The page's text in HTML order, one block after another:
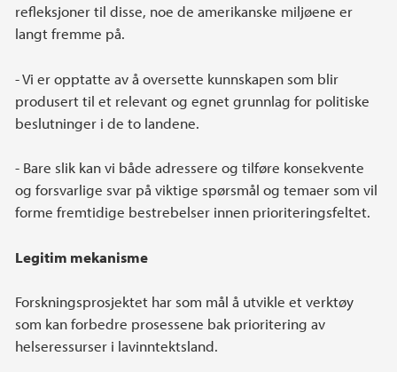
refleksjoner til disse, noe de amerikanske miljøene er
langt fremme på.
- Vi er opptatte av å oversette kunnskapen som blir
produsert til et relevant og egnet grunnlag for politiske
beslutninger i de to landene.
- Bare slik kan vi både adressere og tilføre konsekvente
og forsvarlige svar på viktige spørsmål og temaer som vil
forme fremtidige bestrebelser innen prioriteringsfeltet.
Legitim mekanisme
Forskningsprosjektet har som mål å utvikle et verktøy
som kan forbedre prosessene bak prioritering av
helseressurser i lavinntektsland.